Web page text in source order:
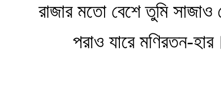
রাজার মতো বেশে তুমি সাজাও
পরাও যারে মণিরতন-